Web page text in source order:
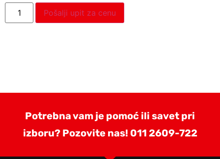
Pošalji upit za cenu
Potrebna vam je pomoć ili savet pri
izboru? Pozovite nas! 011 2609-722